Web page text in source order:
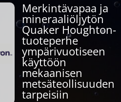
Merkintävapaa ja
mineraaliöljytön
Quaker Houghton-
tuoteperhe
ympärivuotiseen
käyttöön
mekaanisen
metsäteollisuuden
tarpeisiin